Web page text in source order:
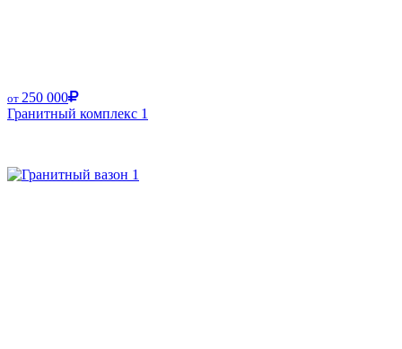
от 250 000
Гранитный комплекс 1